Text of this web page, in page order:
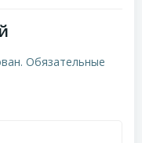
Обязательные